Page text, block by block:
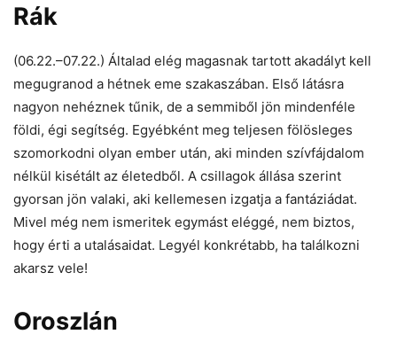
Rák
(06.22.–07.22.) Általad elég magasnak tartott akadályt kell
megugranod a hétnek eme szakaszában. Első látásra
nagyon nehéznek tűnik, de a semmiből jön mindenféle
földi, égi segítség. Egyébként meg teljesen fölösleges
szomorkodni olyan ember után, aki minden szívfájdalom
nélkül kisétált az életedből. A csillagok állása szerint
gyorsan jön valaki, aki kellemesen izgatja a fantáziádat.
Mivel még nem ismeritek egymást eléggé, nem biztos,
hogy érti a utalásaidat. Legyél konkrétabb, ha találkozni
akarsz vele!
Oroszlán